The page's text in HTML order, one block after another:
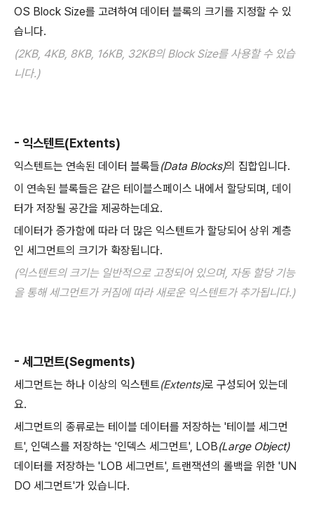
OS Block Size를 고려하여 데이터 블록의 크기를 지정할 수 있
습니다.
(2KB, 4KB, 8KB, 16KB, 32KB의 Block Size를 사용할 수 있습
니다.)
- 익스텐트(Extents)
익스텐트는 연속된 데이터 블록들(Data Blocks)의 집합입니다.
이 연속된 블록들은 같은 테이블스페이스 내에서 할당되며, 데이
터가 저장될 공간을 제공하는데요.
데이터가 증가함에 따라 더 많은 익스텐트가 할당되어 상위 계층
인 세그먼트의 크기가 확장됩니다.
(익스텐트의 크기는 일반적으로 고정되어 있으며, 자동 할당 기능
을 통해 세그먼트가 커짐에 따라 새로운 익스텐트가 추가됩니다.)
- 세그먼트(Segments)
세그먼트는 하나 이상의 익스텐트(Extents)로 구성되어 있는데
요.
세그먼트의 종류로는 테이블 데이터를 저장하는 '테이블 세그먼
트', 인덱스를 저장하는 '인덱스 세그먼트', LOB(Large Object)
데이터를 저장하는 'LOB 세그먼트', 트랜잭션의 롤백을 위한 'UN
DO 세그먼트'가 있습니다.